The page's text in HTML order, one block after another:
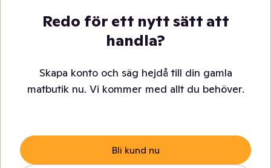
Redo för ett nytt sätt att
handla?
Skapa konto och säg hejdå till din gamla
matbutik nu. Vi kommer med allt du behöver.
Bli kund nu